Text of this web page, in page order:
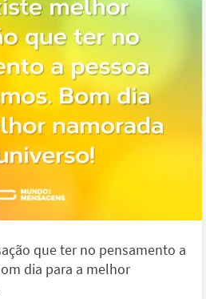
que ter no pensamento a
dia para a melhor